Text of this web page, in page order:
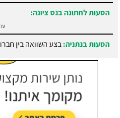
הסעות לחתונה בנס ציונה:
הסעות בנתניה:בצע השוואה בין